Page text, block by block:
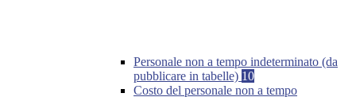
Personale non a tempo indeterminato (da
pubblicare in tabelle) 10
Costo del personale non a tempo